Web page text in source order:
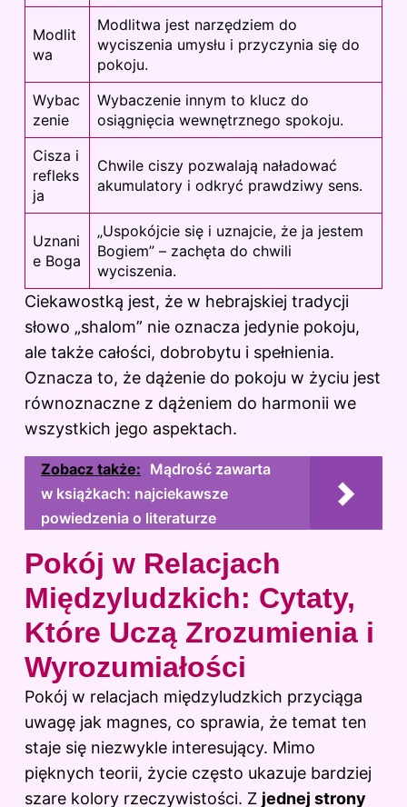
Modlit
wa
Modlitwa jest narzędziem do
wyciszenia umysłu i przyczynia się do
pokoju.
Wybac
zenie
Wybaczenie innym to klucz do
osiągnięcia wewnętrznego spokoju.
Cisza i
refleks
ja
Chwile ciszy pozwalają naładować
akumulatory i odkryć prawdziwy sens.
Uznani
e Boga
„Uspokójcie się i uznajcie, że ja jestem
Bogiem” – zachęta do chwili
wyciszenia.
Ciekawostką jest, że w hebrajskiej tradycji
słowo „shalom” nie oznacza jedynie pokoju,
ale także całości, dobrobytu i spełnienia.
Oznacza to, że dążenie do pokoju w życiu jest
równoznaczne z dążeniem do harmonii we
wszystkich jego aspektach.
Zobacz także: Mądrość zawarta
w książkach: najciekawsze
powiedzenia o literaturze
Pokój w Relacjach
Międzyludzkich: Cytaty,
Które Uczą Zrozumienia i
Wyrozumiałości
Pokój w relacjach międzyludzkich przyciąga
uwagę jak magnes, co sprawia, że temat ten
staje się niezwykle interesujący. Mimo
pięknych teorii, życie często ukazuje bardziej
szare kolory rzeczywistości. Z jednej strony